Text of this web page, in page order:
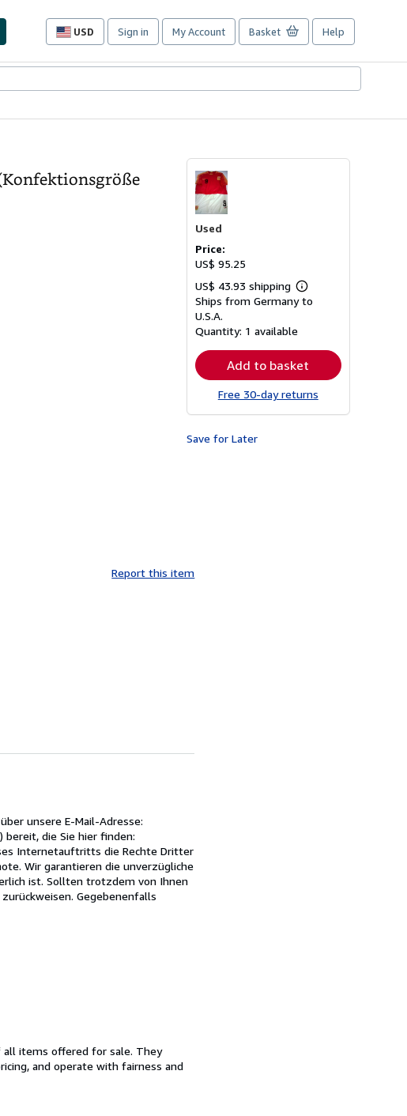
USD
Site
preferences
Sign in My Account Basket Help
Used
Price:
US$ 95.25
US$ 43.93 shipping
Learn
more
Ships from Germany to
U.S.A.
Quantity: 1 available
Add to basket
Free 30-day returns
Save for Later
Report this item
unsere E-Mail-Adresse:
die Sie hier finden:
Internetauftritts die Rechte Dritter
Wir garantieren die unverzügliche
ist. Sollten trotzdem von Ihnen
Gegebenenfalls
items offered for sale. They
and operate with fairness and